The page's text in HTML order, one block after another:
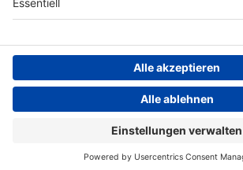
Datenschutz­erklärung
einstellungen
Persönliche Datenkontrolle
ANTENNE BAYERN Live